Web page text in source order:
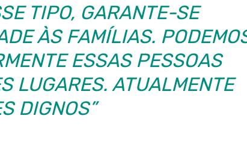
TIPO, GARANTE-SE
ÀS FAMÍLIAS.
ESSAS PESSOAS
LUGARES. ATUALMENTE
DIGNOS”